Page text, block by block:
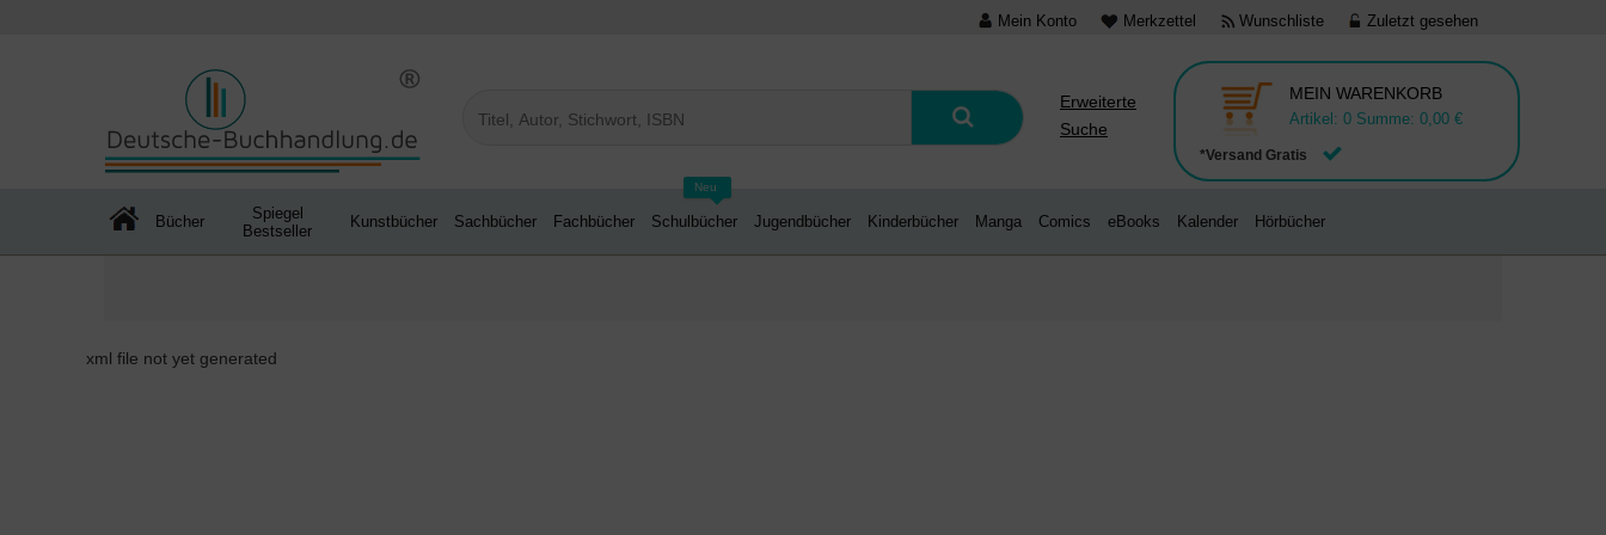
Mein Konto Merkzettel Wunschliste Zuletzt gesehen
Erweiterte
Suche
*Versand Gratis
MEIN WARENKORB
Artikel: 0 Summe: 0,00 €
Bücher
Spiegel
Bestseller
Kunstbücher Sachbücher Fachbücher
Neu
Schulbücher Jugendbücher Kinderbücher Manga Comics eBooks Kalender Hörbücher
xml file not yet generated